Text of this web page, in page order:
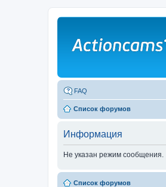
FAQ
Список форумов
Информация
Не указан режим сообщения.
Список форумов